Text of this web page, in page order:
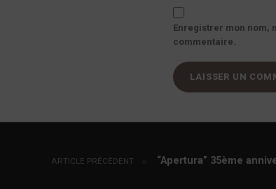
Enregistrer mon nom,
commentaire.
Navigation de l’article
ARTICLE PRÉCÉDENT “Apertura” 35ème